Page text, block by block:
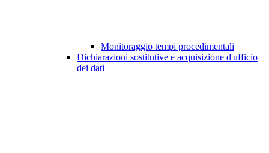
Monitoraggio tempi procedimentali
Dichiarazioni sostitutive e acquisizione d'ufficio
dei dati